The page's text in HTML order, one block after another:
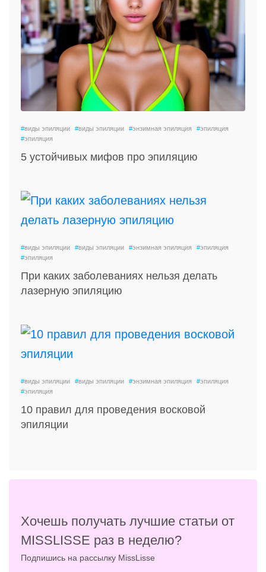
#виды эпиляции #виды эпиляции #энзимная эпиляция #эпиляция
#эпиляция
5 устойчивых мифов про эпиляцию
#виды эпиляции #виды эпиляции #энзимная эпиляция #эпиляция
#эпиляция
При каких заболеваниях нельзя делать
лазерную эпиляцию
#виды эпиляции #виды эпиляции #энзимная эпиляция #эпиляция
#эпиляция
10 правил для проведения восковой
эпиляции
Хочешь получать лучшие статьи от
MISSLISSE раз в неделю?
Подпишись на рассылку MissLisse